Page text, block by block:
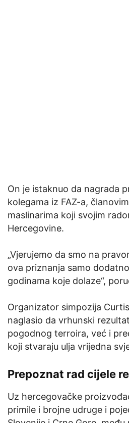
On je istaknuo da nagrada
kolegama iz FAZ-a,
maslinarima koji svojim
Hercegovine.
„Vjerujemo da smo na
ova priznanja samo
godinama koje dolaze“,
Organizator simpozija
naglasio da vrhunski
pogodnog terroira, već i
koji stvaraju ulja vrijedna
Prepoznat rad cijele
Uz hercegovačke
primile i brojne udruge i